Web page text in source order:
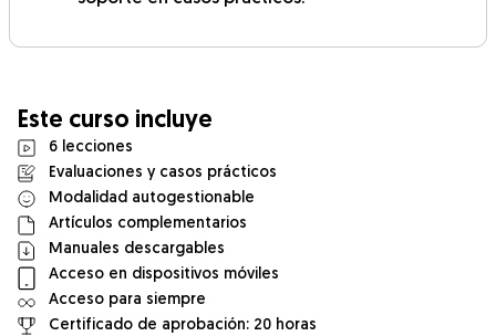
Este curso incluye
6 lecciones
Evaluaciones y casos prácticos
Modalidad autogestionable
Artículos complementarios
Manuales descargables
Acceso en dispositivos móviles
Acceso para siempre
Certificado de aprobación: 20 horas